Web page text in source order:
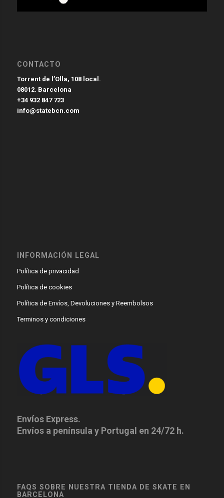
CONTACTO
Torrent de l’Olla, 108 local.
08012. Barcelona
+34 932 847 723
info@statebcn.com
INFORMACIÓN LEGAL
Política de privacidad
Política de cookies
Política de Envíos, Devoluciones y Reembolsos
Terminos y condiciones
Envíos Express.
Envíos a península y Portugal en 24/72 h.
FAQS SOBRE NUESTRA TIENDA DE SKATE EN
BARCELONA